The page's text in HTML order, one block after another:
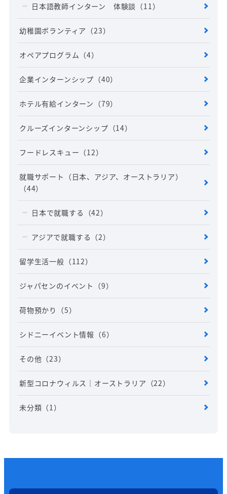
日本語教師インターン 体験談 （11）
幼稚園ボランティア （23）
オペアプログラム （4）
企業インターンシップ （40）
ホテル有給インターン （79）
クルーズインターンシップ （14）
フードレスキュー （12）
就職サポート（日本、アジア、オーストラリア）
（44）
日本で就職する （42）
アジアで就職する （2）
留学生活一般 （112）
ジャパセンのイベント （9）
荷物預かり （5）
シドニーイベント情報 （6）
その他 （23）
新型コロナウィルス｜オーストラリア （22）
未分類 （1）